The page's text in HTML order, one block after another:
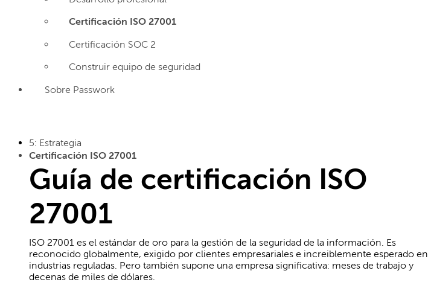
Certificación ISO 27001
Certificación SOC 2
Construir equipo de seguridad
Sobre Passwork
5: Estrategia
Certificación ISO 27001
Guía de certificación ISO
27001
ISO 27001 es el estándar de oro para la gestión de la seguridad de la información. Es
reconocido globalmente, exigido por clientes empresariales e increiblemente esperado en
industrias reguladas. Pero también supone una empresa significativa: meses de trabajo y
decenas de miles de dólares.